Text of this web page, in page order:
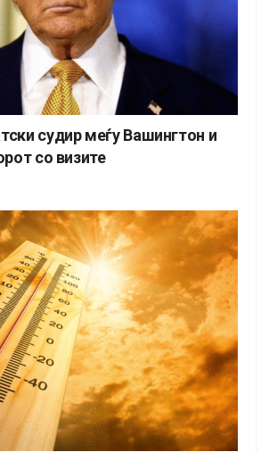
судир меѓу Вашингтон и
со визите